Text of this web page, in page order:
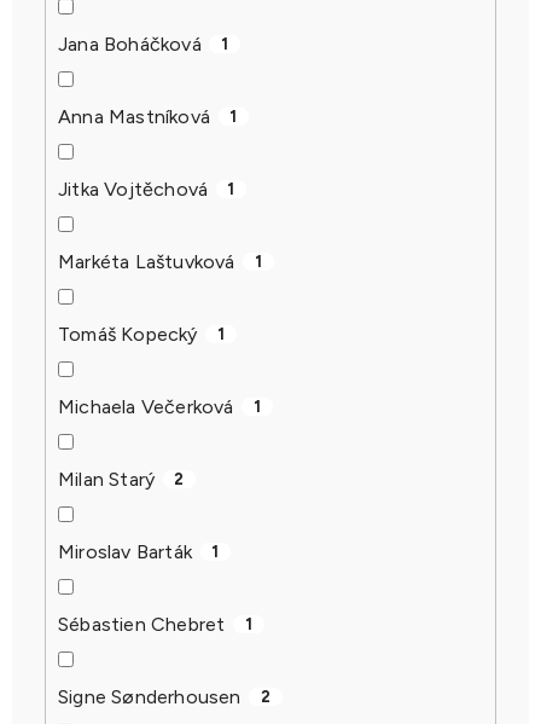
Jana Boháčková 1
Anna Mastníková 1
Jitka Vojtěchová 1
Markéta Laštuvková 1
Tomáš Kopecký 1
Michaela Večerková 1
Milan Starý 2
Miroslav Barták 1
Sébastien Chebret 1
Signe Sønderhousen 2